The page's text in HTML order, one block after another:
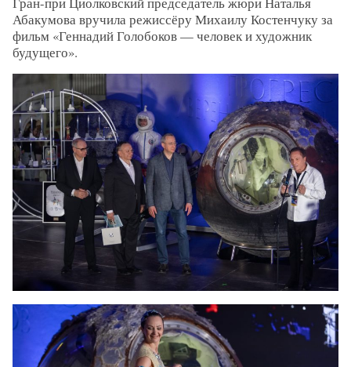
Абакумова вручила режиссёру Михаилу Костенчуку за
фильм «Геннадий Голобоков — человек и художник
будущего».